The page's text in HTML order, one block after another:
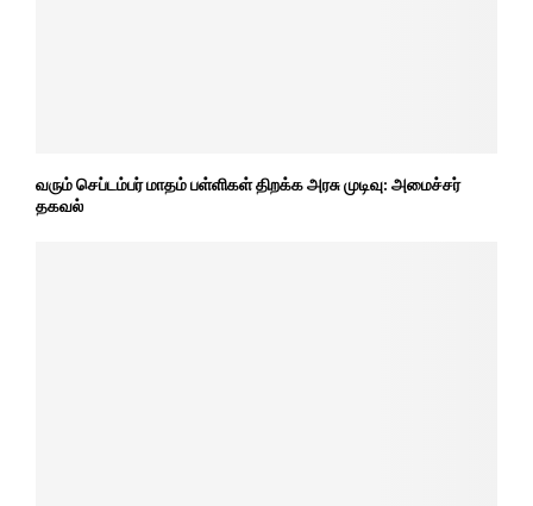
வரும் செப்டம்பர் மாதம் பள்ளிகள் திறக்க அரசு முடிவு: அமைச்சர்
தகவல்